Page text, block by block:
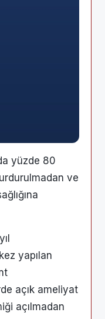
yüzde 80
ve
yapılan
açık ameliyat
açılmadan